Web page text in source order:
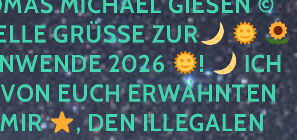
GRÜSSE ZUR
2026
!
ICH
EUCH ERWÄHNTEN
, DEN ILLEGALEN